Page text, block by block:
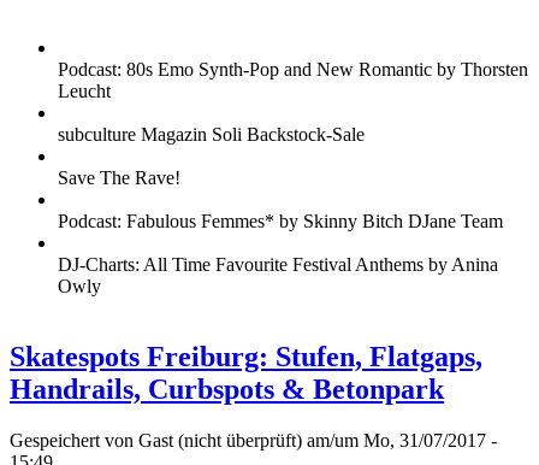
Podcast: 80s Emo Synth-Pop and New Romantic by Thorsten
Leucht
subculture Magazin Soli Backstock-Sale
Save The Rave!
Podcast: Fabulous Femmes* by Skinny Bitch DJane Team
DJ-Charts: All Time Favourite Festival Anthems by Anina
Owly
Skatespots Freiburg: Stufen, Flatgaps,
Handrails, Curbspots & Betonpark
Gespeichert von Gast (nicht überprüft) am/um Mo, 31/07/2017 -